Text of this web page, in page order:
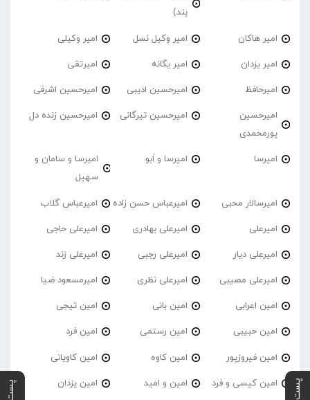
بند)
امیر هاکان امیر وکیل نسل امیر وکیلی
امیر یزدان امیر یگانه امیرتقی
امیرحافظ امیرحسین ادیبی امیرحسین اشرفی
امیرحسین
پورمحمدی
امیرحسین تیرگانی امیرحسین زنده دل
امیرسا امیرسا و اَبو
امیرسا و سامان و
سهیل
امیرسالار محبی امیرعباس حسن زاده امیرعباس گلاب
امیرعلی امیرعلی بهادری امیرعلی حاجی
امیرعلی دیار امیرعلی رجبی امیرعلی زند
امیرعلی مصیبی امیرعلی نظری امیرمسعود ضیا
امین اعرابی امین بانی امین تیجی
امین حبیبی امین رستمی امین فرد
امین فیروزپور امین کاوه امین کاویانی
امین کیسی و فرد امین و امید امین یزدان